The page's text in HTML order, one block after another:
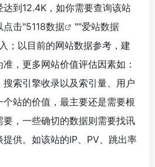
到12.4K，如你需要查询该站
点击"5118数据 ""爱站数据
；以目前的网站数据参考，建
，更多网站价值评估因素如：
索引擎收录以及索引量、用户
站的价值，最主要还是需要根
，一些确切的数据则需要找讯
供。如该站的IP、PV、跳出率